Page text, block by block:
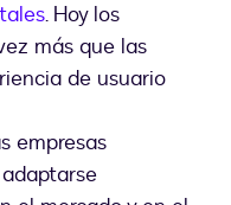
. Hoy los
más que las
de usuario
empresas